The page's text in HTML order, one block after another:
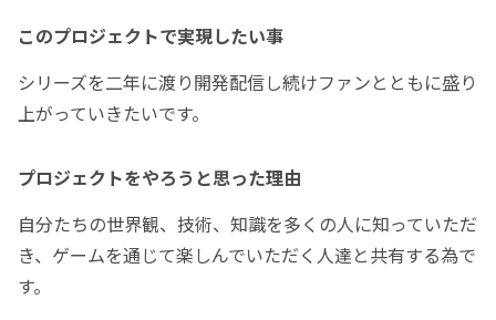
このプロジェクトで実現したい事
シリーズを二年に渡り開発配信し続けファンとともに盛り
上がっていきたいです。
プロジェクトをやろうと思った理由
自分たちの世界観、技術、知識を多くの人に知っていただ
き、ゲームを通じて楽しんでいただく人達と共有する為で
す。